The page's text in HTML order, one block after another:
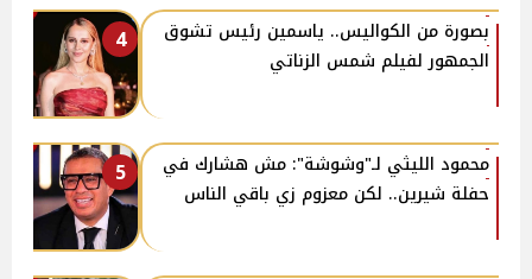
4
بصورة من الكواليس.. ياسمين رئيس تشوق
الجمهور لفيلم شمس الزناتي
5
محمود الليثي لـ"وشوشة": مش هشارك في
حفلة شيرين.. لكن معزوم زي باقي الناس